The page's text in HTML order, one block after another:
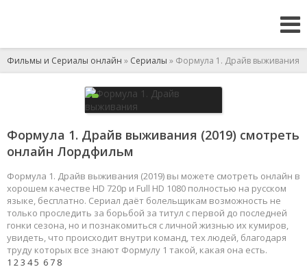
Фильмы и Сериалы онлайн » Сериалы » Формула 1. Драйв выживания
Формула 1. Драйв выживания (2019) смотреть
онлайн Лордфильм
Формула 1. Драйв выживания (2019) вы можете смотреть онлайн в
хорошем качестве HD 720p и Full HD 1080 полностью на русском
языке, бесплатно. Сериал даёт болельщикам возможность не
только проследить за борьбой за титул с первой до последней
гонки сезона, но и познакомиться с личной жизнью их кумиров,
увидеть, что происходит внутри команд, тех людей, благодаря
труду которых все знают Формулу 1 такой, какая она есть.
1 23 45 67 8